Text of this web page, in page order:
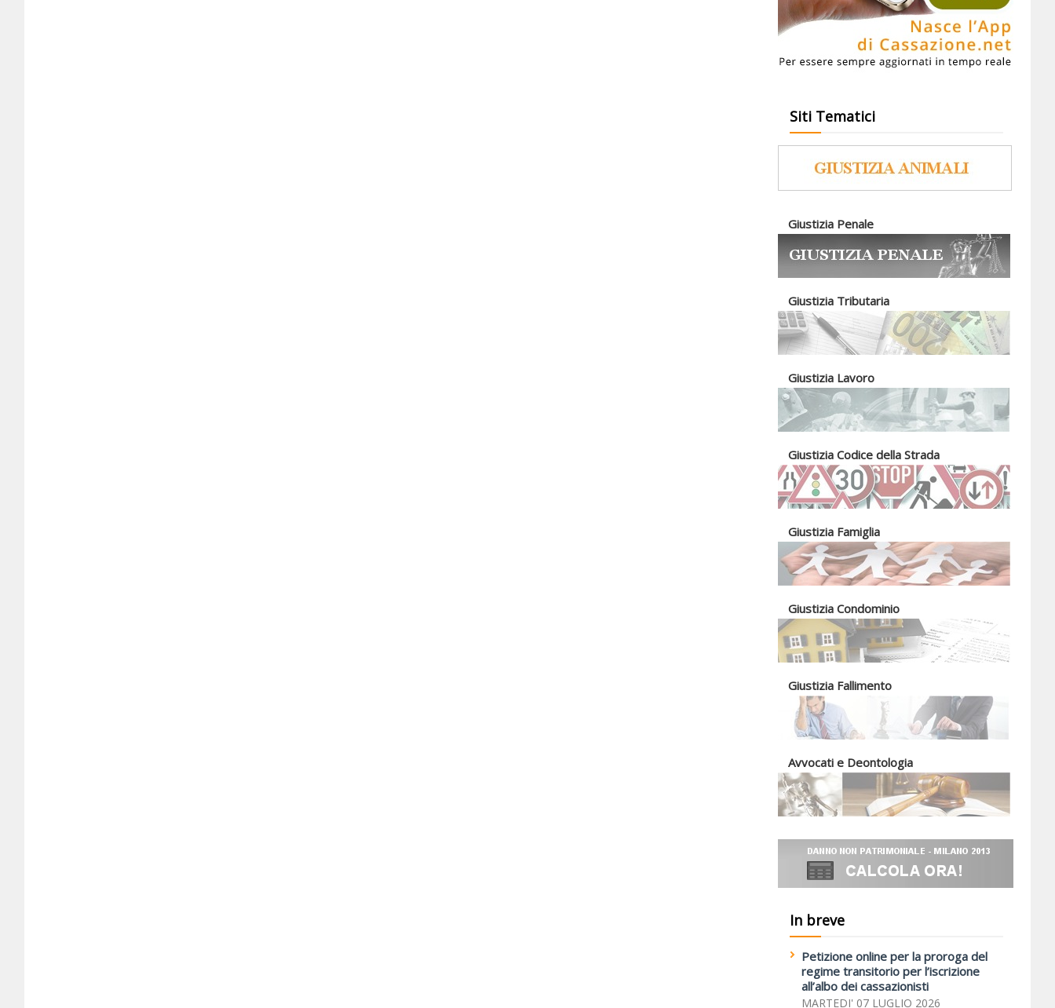
Siti Tematici
Giustizia Penale
Giustizia Tributaria
Giustizia Lavoro
Giustizia Codice della Strada
Giustizia Famiglia
Giustizia Condominio
Giustizia Fallimento
Avvocati e Deontologia
In breve
Petizione online per la proroga del
regime transitorio per l’iscrizione
all’albo dei cassazionisti
MARTEDI' 07 LUGLIO 2026